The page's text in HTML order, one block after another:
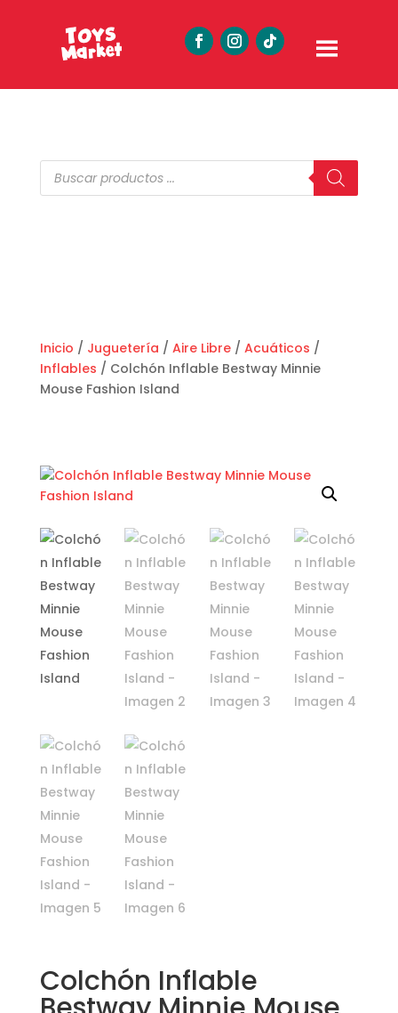
Búsqueda
de
productos
Inicio / Juguetería / Aire Libre/ Acuáticos /
Inflables / Colchón Inflable Bestway Minnie
Mouse Fashion Island
Colchón Inflable